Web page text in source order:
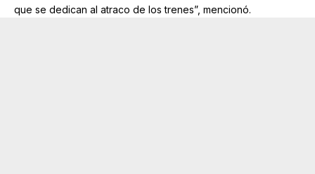
que se dedican al atraco de los trenes”, mencionó.